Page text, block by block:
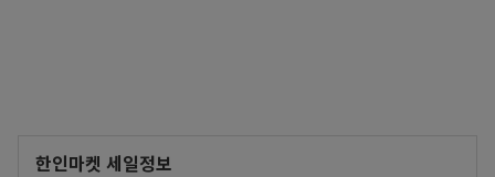
한인마켓 세일정보